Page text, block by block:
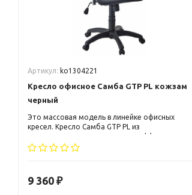
Артикул: ko1304221
Кресло офисное Самба GTP PL кожзам
черный
Это массовая модель в линейке офисных
кресел. Кресло Самба GTP PL из
кожзаменителя черного цвета эффектно
смотрится в современном интерьере.
устойчивость и прочность.
9 360 ₽